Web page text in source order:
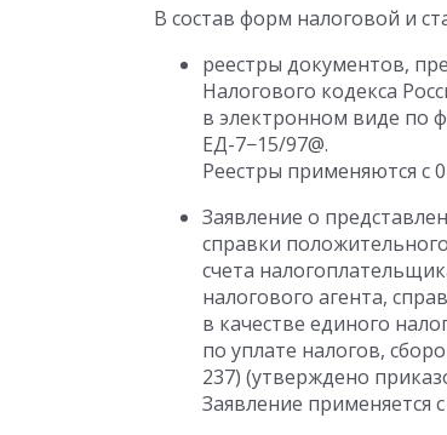
В состав форм налоговой и
реестры документов,
Налогового кодекса
в электронном виде по
ЕД-7−15/97@.
Реестры применяются с
Заявление о
справки
счета
налогового агента,
в качестве единого
по уплате налогов,
237) (утверждено
Заявление применяется